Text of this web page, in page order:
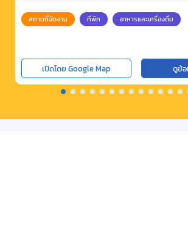
สถานที่จัดงาน ที่พัก อาหารและเครื่องดื่ม
เปิดโดย Google Map ดูข้